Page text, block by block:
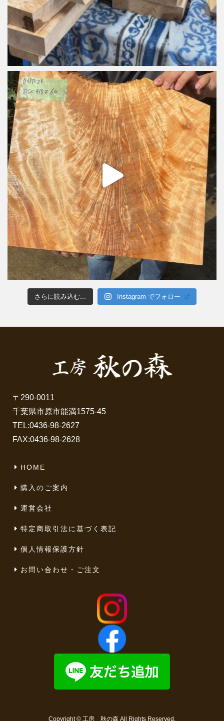
さらに読み込む... Instagram でフォロー
〒290-0011
千葉県市原市能満1575-45
TEL:0436-98-2627
FAX:0436-98-2628
HOME
購入のご案内
運営会社
特定商取引法に基づく表記
個人情報保護方針
お問い合わせ・ご注文
Copyright © 工房 秋の森 All Rights Reserved.